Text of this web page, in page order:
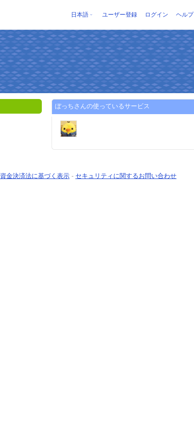
日本語 ユーザー登録 ログイン ヘルプ
ぼっちさんの使っているサービス
資金決済法に基づく表示 - セキュリティに関するお問い合わせ